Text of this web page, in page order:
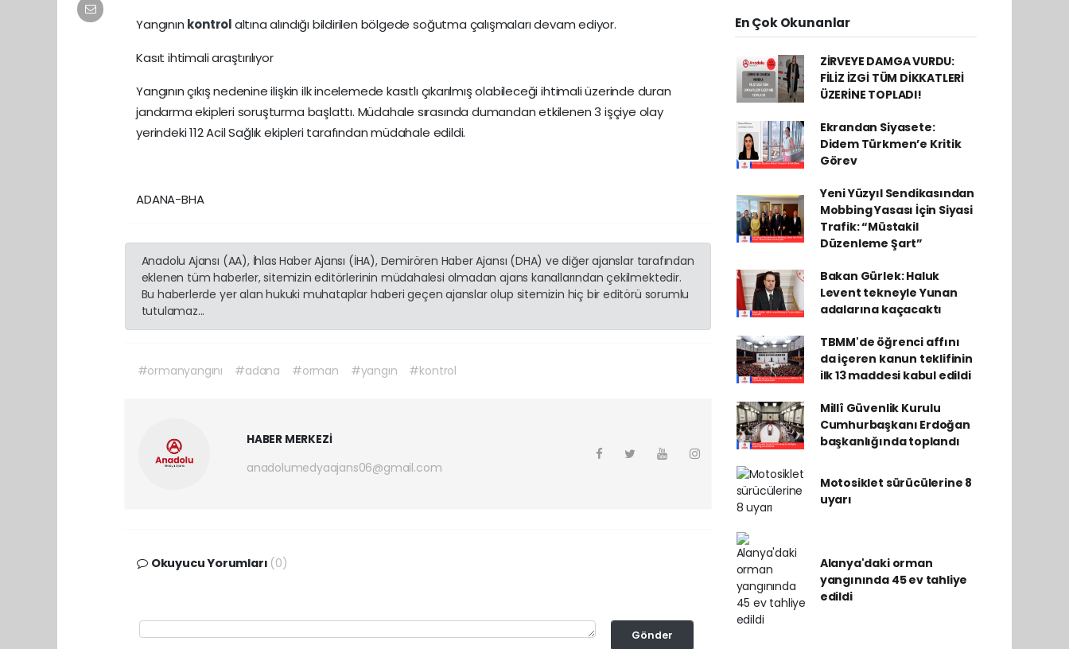
Yangının kontrolaltına alındığı bildirilen bölgede soğutma çalışmaları devam ediyor.
Kasıt ihtimali araştırılıyor
Yangının çıkış nedenine ilişkin ilk incelemede kasıtlı çıkarılmış olabileceği ihtimali üzerinde duran
jandarma ekipleri soruşturma başlattı. Müdahale sırasında dumandan etkilenen 3 işçiye olay
yerindeki 112 Acil Sağlık ekipleri tarafından müdahale edildi.
ADANA-BHA
Anadolu Ajansı (AA), İhlas Haber Ajansı (İHA), Demirören Haber Ajansı (DHA) ve diğer ajanslar tarafından
eklenen tüm haberler, sitemizin editörlerinin müdahalesi olmadan ajans kanallarından çekilmektedir.
Bu haberlerde yer alan hukuki muhataplar haberi geçen ajanslar olup sitemizin hiç bir editörü sorumlu
tutulamaz...
#ormanyangını #adana #orman #yangın #kontrol
HABER MERKEZİ
anadolumedyaajans06@gmail.com
Okuyucu Yorumları (0)
Gönder
En Çok Okunanlar
ZİRVEYE DAMGA VURDU:
FİLİZ İZGİ TÜM DİKKATLERİ
ÜZERİNE TOPLADI!
Ekrandan Siyasete:
Didem Türkmen’e Kritik
Görev
Yeni Yüzyıl Sendikasından
Mobbing Yasası İçin Siyasi
Trafik: “Müstakil
Düzenleme Şart”
Bakan Gürlek: Haluk
Levent tekneyle Yunan
adalarına kaçacaktı
TBMM'de öğrenci affını
da içeren kanun teklifinin
ilk 13 maddesi kabul edildi
Millî Güvenlik Kurulu
Cumhurbaşkanı Erdoğan
başkanlığında toplandı
Motosiklet sürücülerine 8
uyarı
Alanya'daki orman
yangınında 45 ev tahliye
edildi